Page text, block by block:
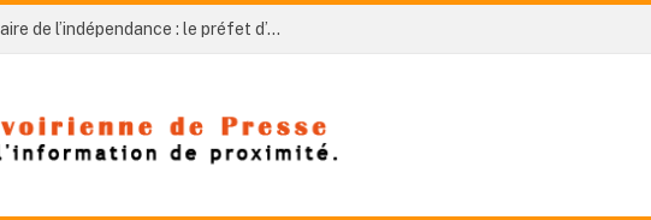
Côte d’Ivoire-AIP / 66e anniversaire de l’indépendance : le préfet d’Agnibilékrou appelle au civisme pour accompagner la dynamique de développement